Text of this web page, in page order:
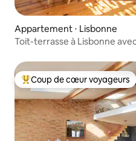
Appartement ⋅ Lisbonne
Toit-terrasse à Lisbonne
Coups de cœur voyageurs
Coup de cœur voyageurs